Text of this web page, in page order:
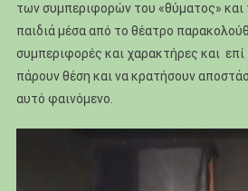
των συμπεριφορών του «θύματος» και
παιδιά μέσα από το θέατρο
συμπεριφορές και χαρακτήρες και
πάρουν θέση και να κρατήσουν
αυτό φαινόμενο.